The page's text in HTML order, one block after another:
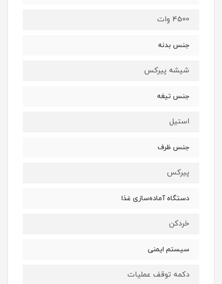
4500 وات
جنس بدنه
شیشه پیرکس
جنس تیغه
استیل
جنس ظرف
پیرکس
دستگاه آماده‌سازی غذا
خردکن
سیستم ایمنی
دکمه توقف عملیات